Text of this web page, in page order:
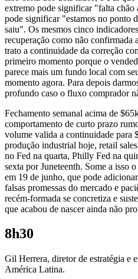
extremo pode significar "falta chão
pode significar "estamos no ponto
saiu". Os mesmos cinco
recuperação como não confirmada
trato a continuidade da correção
primeiro momento porque o
parece mais um fundo local com
momento agora. Para depois
profundo caso o fluxo comprador
Fechamento semanal acima de
comportamento de curto prazo
volume valida a continuidade para
produção industrial hoje, retail
no Fed na quarta, Philly Fed na
sexta por Juneteenth. Some a isso
em 19 de junho, que pode
falsas promessas do mercado e
recém-formada se concretiza e
que acabou de nascer ainda não
8h30
Gil Herrera, diretor de estratégia e
América Latina.